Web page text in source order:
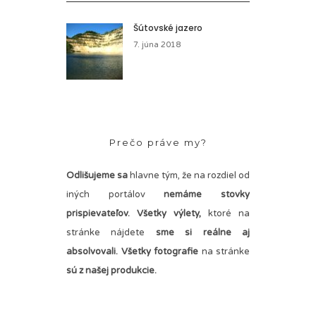
Šútovské jazero
7. júna 2018
Prečo práve my?
Odlišujeme sahlavne tým, že na rozdiel od
iných portálovnemáme stovky
prispievateľov. Všetky výlety, ktoré na
stránke nájdete sme si reálne aj
absolvovali. Všetky fotografie na stránke
sú z našej produkcie.